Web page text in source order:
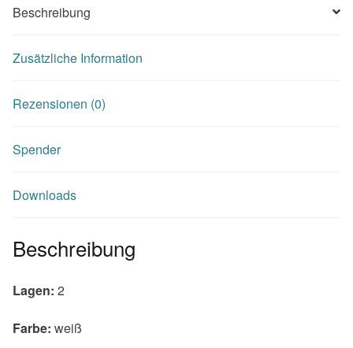
Beschreibung
Zusätzliche Information
Rezensionen (0)
Spender
Downloads
Beschreibung
Lagen: 2
Farbe: weiß